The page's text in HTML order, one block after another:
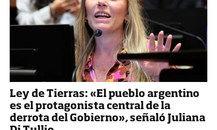
Ley de Tierras: «El pueblo argentino
es el protagonista central de la
derrota del Gobierno», señaló Juliana